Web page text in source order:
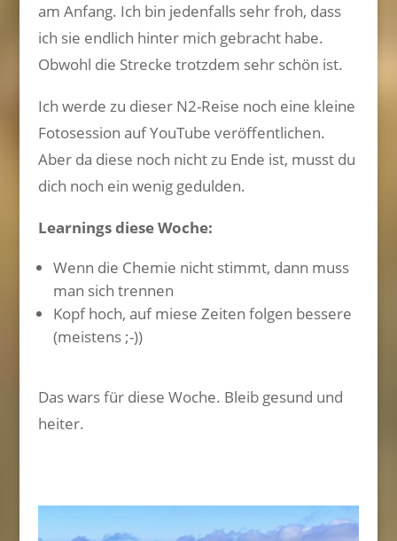
am Anfang. Ich bin jedenfalls sehr froh, dass
ich sie endlich hinter mich gebracht habe.
Obwohl die Strecke trotzdem sehr schön ist.
Ich werde zu dieser N2-Reise noch eine kleine
Fotosession auf YouTube veröffentlichen.
Aber da diese noch nicht zu Ende ist, musst du
dich noch ein wenig gedulden.
Learnings diese Woche:
Wenn die Chemie nicht stimmt, dann muss
man sich trennen
Kopf hoch, auf miese Zeiten folgen bessere
(meistens ;-))
Das wars für diese Woche. Bleib gesund und
heiter.